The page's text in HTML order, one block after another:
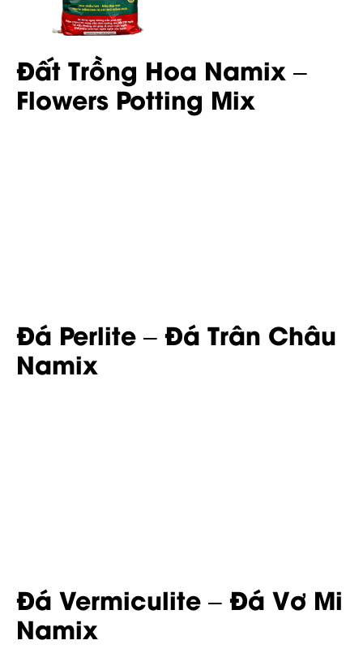
Đất Trồng Hoa Namix –
Flowers Potting Mix
Đá Perlite – Đá Trân Châu
Namix
Đá Vermiculite – Đá Vơ Mi
Namix